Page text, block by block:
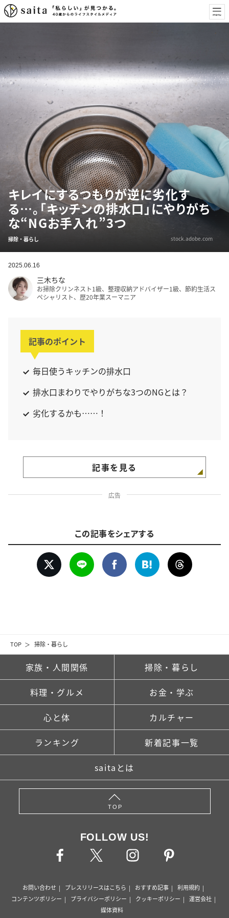
TOP 掃除・暮らし
キレイにするつもりが逆に劣化す
る…。「キッチンの排水口」にやりがち
な“NGお手入れ”3つ
掃除・暮らし stock.adobe.com
2025.06.16
三木ちな
お掃除クリンネスト1級、整理収納アドバイザー1級、節約生活ス
ペシャリスト、歴20年業スーマニア
記事のポイント
毎日使うキッチンの排水口
排水口まわりでやりがちな3つのNGとは？
劣化するかも……！
記事を見る
広告
この記事をシェアする
家族・人間関係 掃除・暮らし
料理・グルメ お金・学ぶ
心と体 カルチャー
ランキング 新着記事一覧
saitaとは
TOP
FOLLOW US!
お問い合わせ プレスリリースはこちら おすすめ記事
利用規約
コンテンツポリシー
プライバシーポリシー クッキーポリシー
運営会社
媒体資料